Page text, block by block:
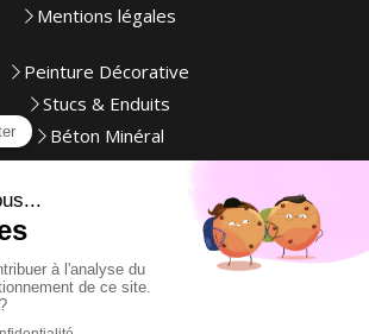
Mentions légales
Peinture Décorative
Stucs & Enduits
Béton Minéral
& Revêtements Extérieur
Revêtements au sol
Room et Point de Vente
créatifs - Anjou Déco Nature